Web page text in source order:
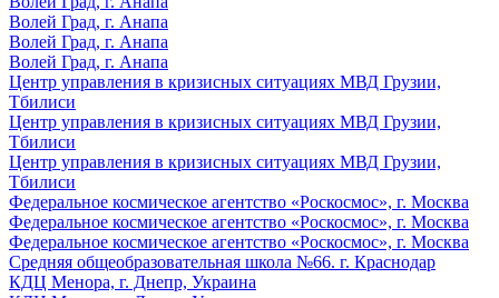
Волей Град, г. Анапа
Волей Град, г. Анапа
Волей Град, г. Анапа
Центр управления в кризисных ситуациях МВД Грузии,
Тбилиси
Центр управления в кризисных ситуациях МВД Грузии,
Тбилиси
Центр управления в кризисных ситуациях МВД Грузии,
Тбилиси
Федеральное космическое агентство «Роскосмос», г. Москва
Федеральное космическое агентство «Роскосмос», г. Москва
Федеральное космическое агентство «Роскосмос», г. Москва
Средняя общеобразовательная школа №66. г. Краснодар
КДЦ Менора, г. Днепр, Украина